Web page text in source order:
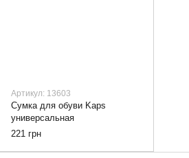
Артикул: 13603
Сумка для обуви Kaps
универсальная
221 грн